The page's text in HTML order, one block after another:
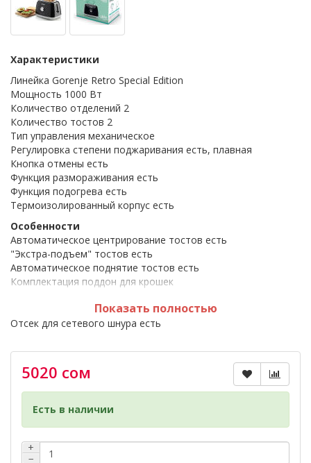
Характеристики
Линейка Gorenje Retro Speсial Edition
Мощность 1000 Вт
Количество отделений 2
Количество тостов 2
Тип управления механическое
Регулировка степени поджаривания есть, плавная
Кнопка отмены есть
Функция размораживания есть
Функция подогрева есть
Термоизолированный корпус есть
Особенности
Автоматическое центрирование тостов есть
"Экстра-подъем" тостов есть
Автоматическое поднятие тостов есть
Комплектация поддон для крошек
Подсветка элементов управления есть
Отсек для сетевого шнура есть
Вес 1.6 кг
Дополнительная информация 7 степеней обжаривания
публичной афертой.
*** Характеристики и комплектация могут быть
изменены фирмой-производителем без
предварительного уведомления (в зависимости от
Показать полностью
5020 сом
Есть в наличии
+
−